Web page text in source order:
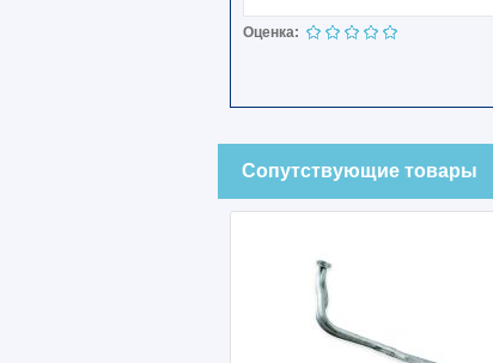
Оценка:
Сопутствующие товары